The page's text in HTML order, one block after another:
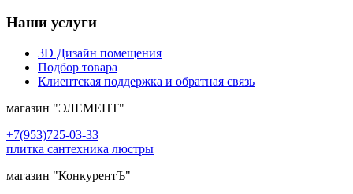
Наши услуги
3D Дизайн помещения
Подбор товара
Клиентская поддержка и обратная связь
магазин "ЭЛЕМЕНТ"
+7(953)725-03-33
плитка сантехника люстры
магазин "КонкурентЪ"